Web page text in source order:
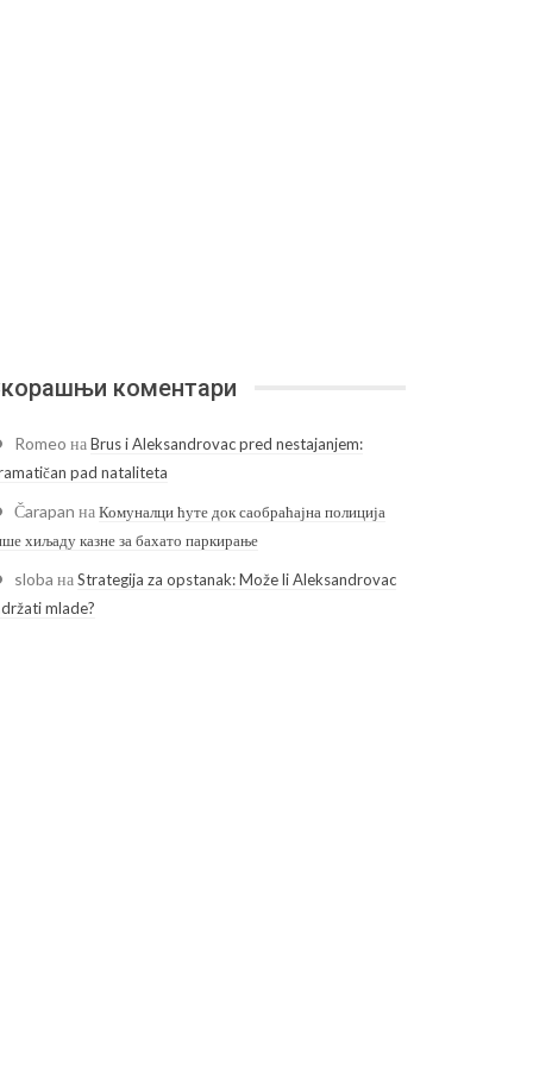
коментари
Romeo наBrus i Aleksandrovac pred nestajanjem:
pad nataliteta
Čarapan наКомуналци ћуте док саобраћајна полиција
хиљаду казне за бахато паркирање
sloba наStrategija za opstanak: Može li Aleksandrovac
mlade?